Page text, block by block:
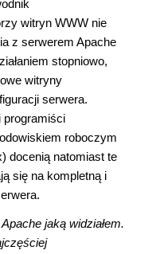
witryn WWW nie
z serwerem Apache
stopniowo,
witryny
serwera.
programiści
roboczym
docenią natomiast te
się na kompletną i
jaką widziałem.